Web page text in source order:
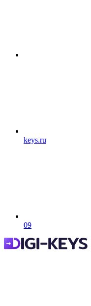
keys.ru
09